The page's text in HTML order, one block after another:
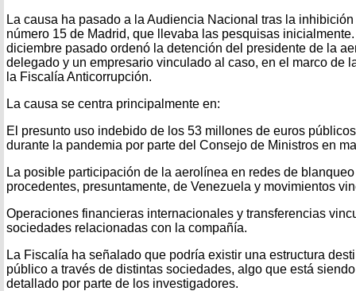
La causa ha pasado a la Audiencia Nacional tras la
número 15 de Madrid, que llevaba las pesquisas
diciembre pasado ordenó la detención del presidente de la
delegado y un empresario vinculado al caso, en el marco de
la Fiscalía Anticorrupción.
La causa se centra principalmente en:
El presunto uso indebido de los 53 millones de euros
durante la pandemia por parte del Consejo de Ministros en
La posible participación de la aerolínea en redes de
procedentes, presuntamente, de Venezuela y movimientos
Operaciones financieras internacionales y transferencias
sociedades relacionadas con la compañía.
La Fiscalía ha señalado que podría existir una estructura
público a través de distintas sociedades, algo que está
detallado por parte de los investigadores.